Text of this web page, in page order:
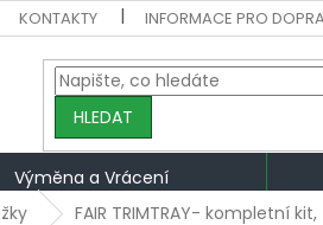
KONTAKTY INFORMACE PRO
HLEDAT
Výměna a Vrácení
FAIR TRIMTRAY- kompletní